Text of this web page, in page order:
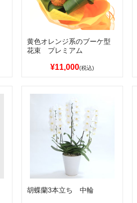
黄色オレンジ系のブーケ型
花束 プレミアム
¥11,000(税込)
胡蝶蘭3本立ち 中輪